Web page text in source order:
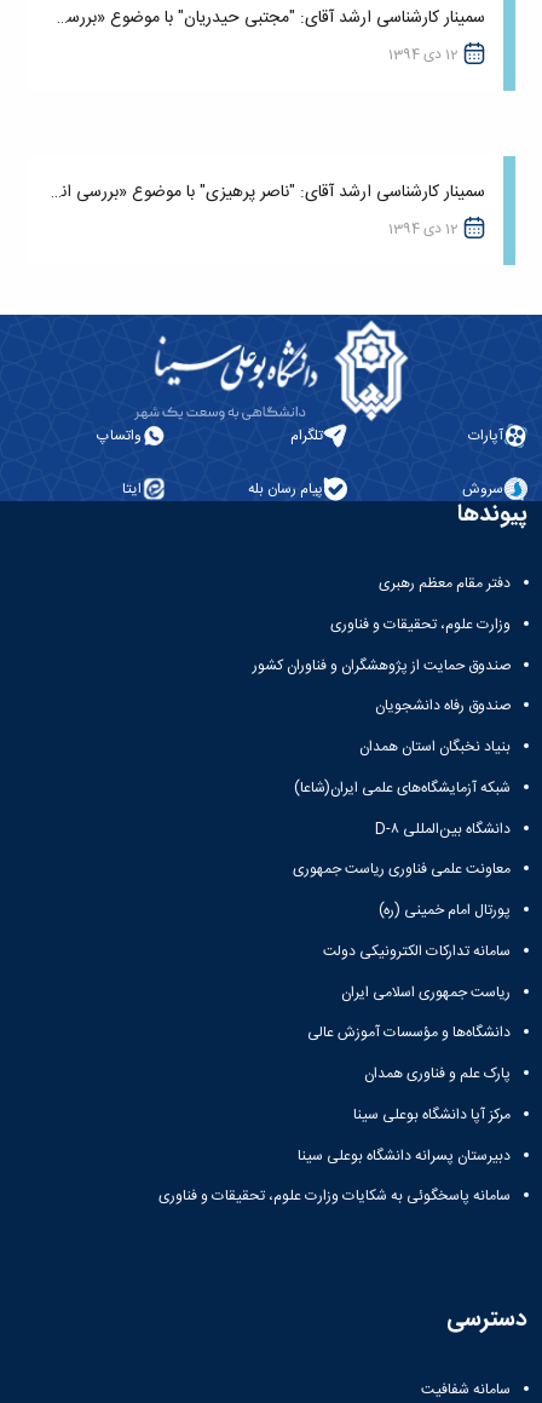
سمینار کارشناسی ارشد آقای: "مجتبی حیدریان" با موضوع «بررسی مهمترین قارچها وشبه قارچهای طوقه...
12 دی 1394
سمینار کارشناسی ارشد آقای: "ناصر پرهیزی" با موضوع «بررسی انواع لکه بری قارچی یونجه»
12 دی 1394
آپارات تلگرام واتساپ
سروش پیام رسان بله ایتا
پیوندها
دفتر مقام معظم رهبری
وزارت علوم، تحقیقات و فناوری
صندوق حمایت از پژوهشگران و فناوران کشور
صندوق رفاه دانشجویان
بنیاد نخبگان استان همدان
شبکه آزمایشگاه‌های علمی ایران(شاعا)
دانشگاه بین‌المللی D-۸
معاونت علمی فناوری ریاست جمهوری
پورتال امام خمینی (ره)
سامانه تدارکات الکترونیکی دولت
ریاست جمهوری اسلامی ایران
دانشگاه‌ها و مؤسسات آموزش عالی
پارک علم و فناوری همدان
مرکز آپا دانشگاه بوعلی سینا
دبیرستان پسرانه دانشگاه بوعلی سینا
سامانه پاسخگوئی به شکایات وزارت علوم، تحقیقات و فناوری
دسترسی
سامانه شفافیت